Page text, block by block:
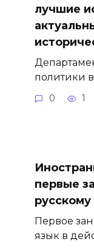
лучшие
политики
0 1
первые
Первое
язык в